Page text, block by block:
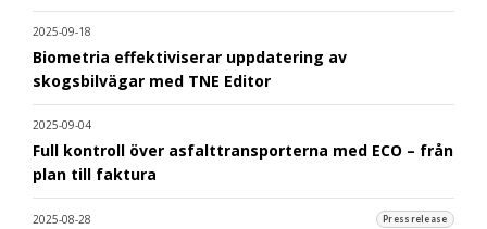
2025-09-18
Biometria effektiviserar uppdatering av
skogsbilvägar med TNE Editor
2025-09-04
Full kontroll över asfalttransporterna med ECO – från
plan till faktura
2025-08-28 Pressrelease